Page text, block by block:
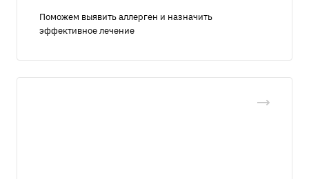
Поможем выявить аллерген и назначить
эффективное лечение